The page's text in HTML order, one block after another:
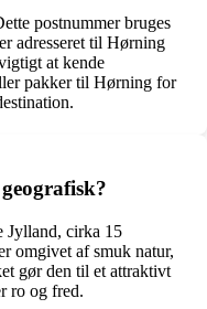
postnummer bruges
adresseret til Hørning
at kende
pakker til Hørning for
Jylland, cirka 15
omgivet af smuk natur,
gør den til et attraktivt
ro og fred.